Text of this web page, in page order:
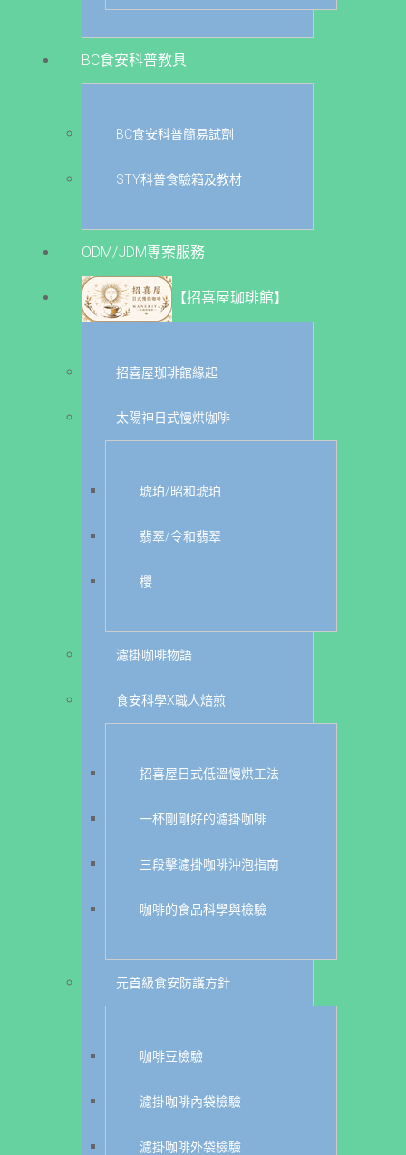
BC食安科普教具
BC食安科普簡易試劑
STY科普食驗箱及教材
ODM/JDM專案服務
【招喜屋珈琲館】
招喜屋珈琲館緣起
太陽神日式慢烘咖啡
琥珀/昭和琥珀
翡翠/令和翡翠
櫻
濾掛咖啡物語
食安科學X職人焙煎
招喜屋日式低溫慢烘工法
一杯剛剛好的濾掛咖啡
三段擊濾掛咖啡沖泡指南
咖啡的食品科學與檢驗
元首級食安防護方針
咖啡豆檢驗
濾掛咖啡內袋檢驗
濾掛咖啡外袋檢驗